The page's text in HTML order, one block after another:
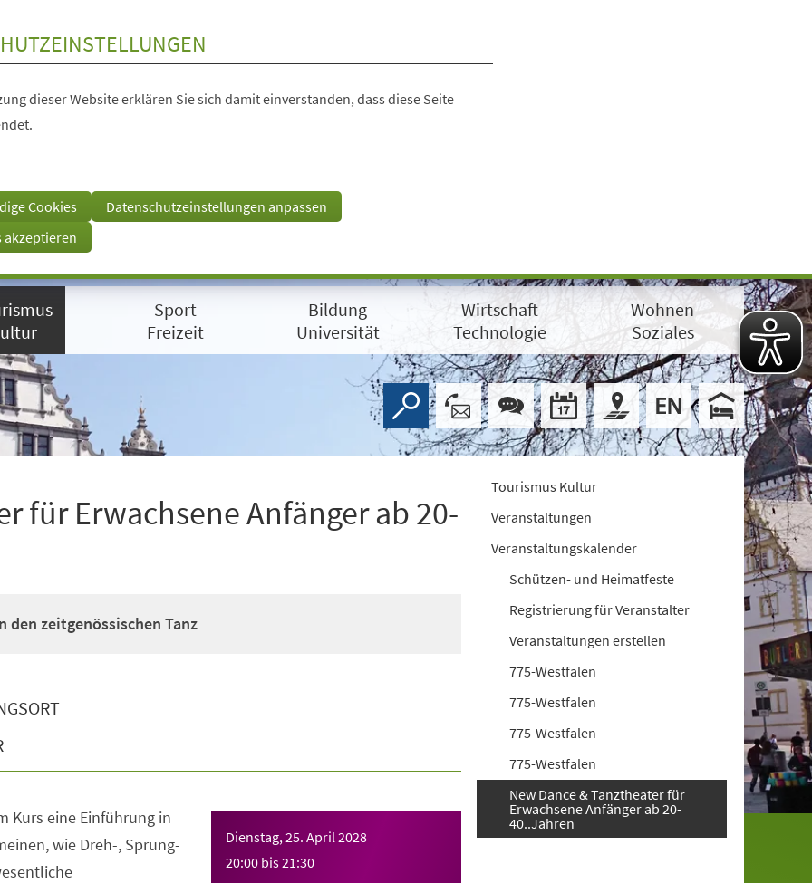
dieser Website erklären Sie sich damit einverstanden, dass diese Seite
Cookies
Datenschutzeinstellungen anpassen
akzeptieren
Sport
Freizeit
Bildung
Universität
Wirtschaft
Technologie
Wohnen
Soziales
für Erwachsene Anfänger ab 20-
den zeitgenössischen Tanz
Dienstag, 25. April 2028
20:00 bis21:30
Kurs eine Einführung in
wie Dreh-, Sprung-
Tourismus Kultur
Veranstaltungen
Veranstaltungskalender
Schützen- und Heimatfeste
Registrierung für Veranstalter
Veranstaltungen erstellen
775-Westfalen
775-Westfalen
775-Westfalen
775-Westfalen
New Dance & Tanztheater für
Erwachsene Anfänger ab 20-
40..Jahren